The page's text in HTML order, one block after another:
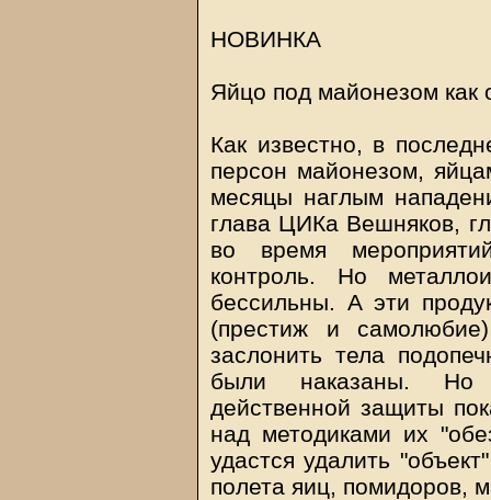
НОВИНКА
Яйцо под майонезом как
Как известно, в
персон майонезом,
месяцы наглым
глава ЦИКа Вешняков,
во время
контроль. Но
бессильны. А эти
(престиж и
заслонить тела
были наказаны. Но
действенной защиты
над методиками их
удастся удалить
полета яиц, помидоров,